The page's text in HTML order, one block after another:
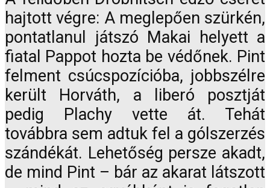
hajtott végre: A meglepően szürkén,
pontatlanul játszó Makai helyett a
fiatal Pappot hozta be védőnek. Pint
felment csúcspozícióba, jobbszélre
került Horváth, a liberó posztját
pedig Plachy vette át. Tehát
továbbra sem adtuk fel a gólszerzés
szándékát. Lehetőség persze akadt,
de mind Pint – bár az akarat látszott